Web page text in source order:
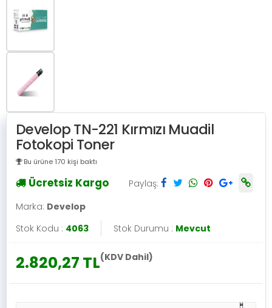
Develop TN-221 Kırmızı Muadil
Fotokopi Toner
Bu ürüne 170 kişi baktı
Ücretsiz Kargo
Paylaş:
Marka: Develop
Stok Kodu : 4063 Stok Durumu : Mevcut
2.820,27 TL(KDV Dahil)